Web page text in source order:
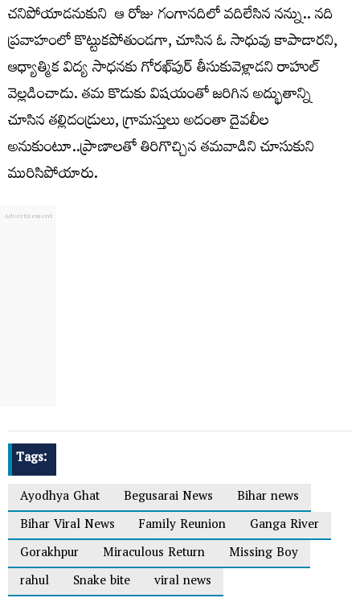
చనిపోయాడనుకుని ఆ రోజు గంగానదిలో వదిలేసిన నన్ను.. నది
ప్రవాహంలో కొట్టుకపోతుండగా, చూసిన ఓ సాధువు కాపాడారని,
ఆధ్యాత్మిక విద్య సాధనకు గోరఖ్‌పుర్‌ తీసుకువెళ్లాడని రాహుల్‌
వెల్లడించాడు. తమ కొడుకు విషయంతో జరిగిన అద్భుతాన్ని
చూసిన తల్లిదండ్రులు, గ్రామస్తులు అదంతా దైవలీల
అనుకుంటూ..ప్రాణాలతో తిరిగొచ్చిన తమవాడిని చూసుకుని
మురిసిపోయారు.
Tags:
Ayodhya Ghat
Begusarai News
Bihar news
Bihar Viral News
Family Reunion
Ganga River
Gorakhpur
Miraculous Return
Missing Boy
rahul
Snake bite viral news